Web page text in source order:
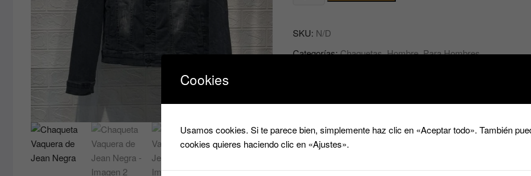
Jean
Negra
SKU: N/D
Categorías:Chaquetas,Hombre,Para Hombres
Cookies
Usamos cookies. Si te parece bien, simplemente haz clic en «Aceptar todo». También
cookies quieres haciendo clic en «Ajustes».